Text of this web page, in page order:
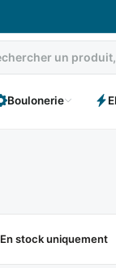
Boulonerie
En stock uniquement